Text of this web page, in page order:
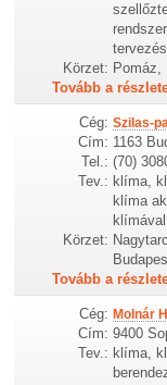
tervezés
Körzet: Pomáz,
Tovább a
Cég: Szilas-
Cím: 1163
Tel.: (70)
Tev.: klíma,
klíma
Körzet:
Tovább a
Cég: Molnár
Cím: 9400
Tev.: klíma,